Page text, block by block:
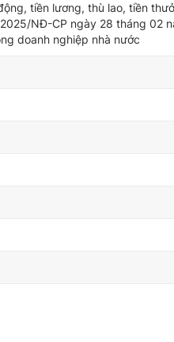
tiền lương, thù lao, tiền
NĐ-CP ngày 28 tháng 02
doanh nghiệp nhà nước